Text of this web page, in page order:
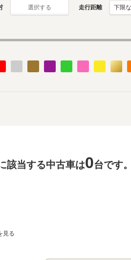
選択する 走行距離
該当する中古車は0台です
見る